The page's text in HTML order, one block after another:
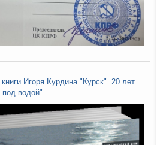
Игоря Курдина "Курск". 20 лет
водой".